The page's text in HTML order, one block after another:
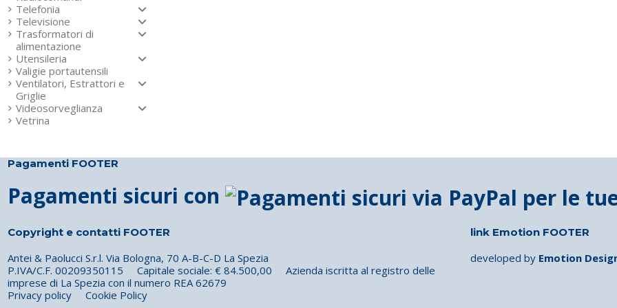
Telefonia
Televisione
Trasformatori di
alimentazione
Utensileria
Valigie portautensili
Ventilatori, Estrattori e
Griglie
Videosorveglianza
Vetrina
Pagamenti FOOTER
Pagamenti sicuri con
Copyright e contatti FOOTER
Antei & Paolucci S.r.l. Via Bologna, 70 A-B-C-D La Spezia
P.IVA/C.F. 00209350115 Capitale sociale: € 84.500,00 Azienda iscritta al registro delle
imprese di La Spezia con il numero REA 62679
Privacy policy
Cookie Policy
link Emotion FOOTER
developed by Emotion